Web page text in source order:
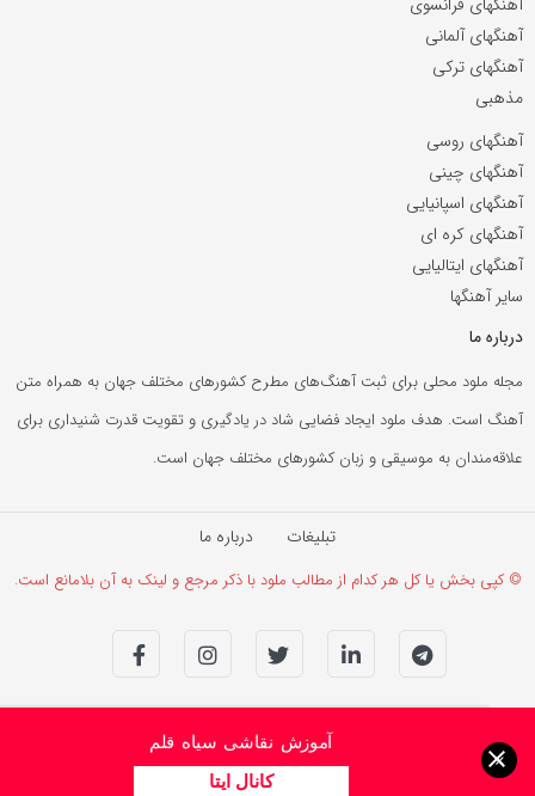
آهنگهای آلمانی
آهنگهای ترکی
مذهبی
آهنگهای روسی
آهنگهای چینی
آهنگهای اسپانیایی
آهنگهای کره ای
آهنگهای ایتالیایی
سایر آهنگها
درباره ما
مجله ملود محلی برای ثبت آهنگ‌های مطرح کشورهای مختلف جهان به همراه متن
آهنگ است. هدف ملود ایجاد فضایی شاد در یادگیری و تقویت قدرت شنیداری برای
علاقه‌مندان به موسیقی و زبان کشورهای مختلف جهان است.
تبلیغات درباره ما
© کپی بخش یا کل هر کدام از مطالب ملود با ذکر مرجع و لینک به آن بلامانع است.
آموزش نقاشی سیاه قلم
کانال ایتا
×